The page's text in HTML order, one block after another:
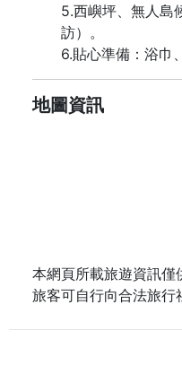
5.西嶼坪、無人島
訪）。
6.貼心準備：浴巾
地圖資訊
本網頁所載旅遊資訊僅
旅客可自行向合法旅行